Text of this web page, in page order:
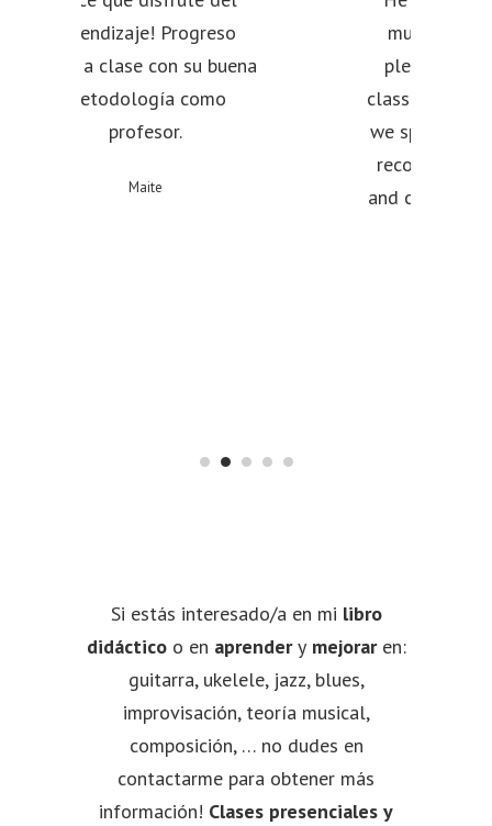
aprendizaje! Progreso
clase a clase con su buena
metodología como
profesor.
Maite
music and
pleasant
classes are
we speak
recommend
and classes. He
Si estás interesado/a en mi libro
didácticoo en aprenderymejoraren:
guitarra, ukelele, jazz, blues,
improvisación, teoría musical,
composición, … no dudes en
contactarme para obtener más
información! Clases presenciales y